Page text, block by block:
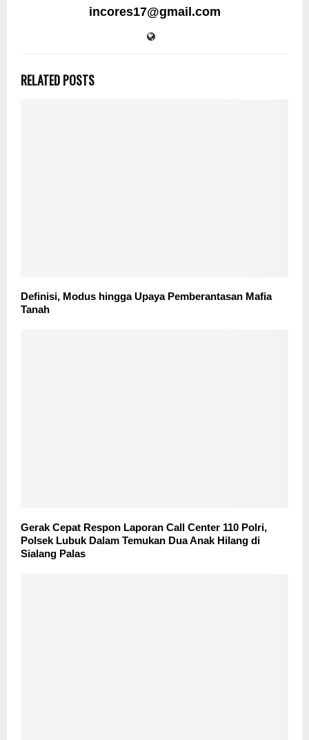
incores17@gmail.com
RELATED POSTS
Definisi, Modus hingga Upaya Pemberantasan Mafia
Tanah
Gerak Cepat Respon Laporan Call Center 110 Polri,
Polsek Lubuk Dalam Temukan Dua Anak Hilang di
Sialang Palas